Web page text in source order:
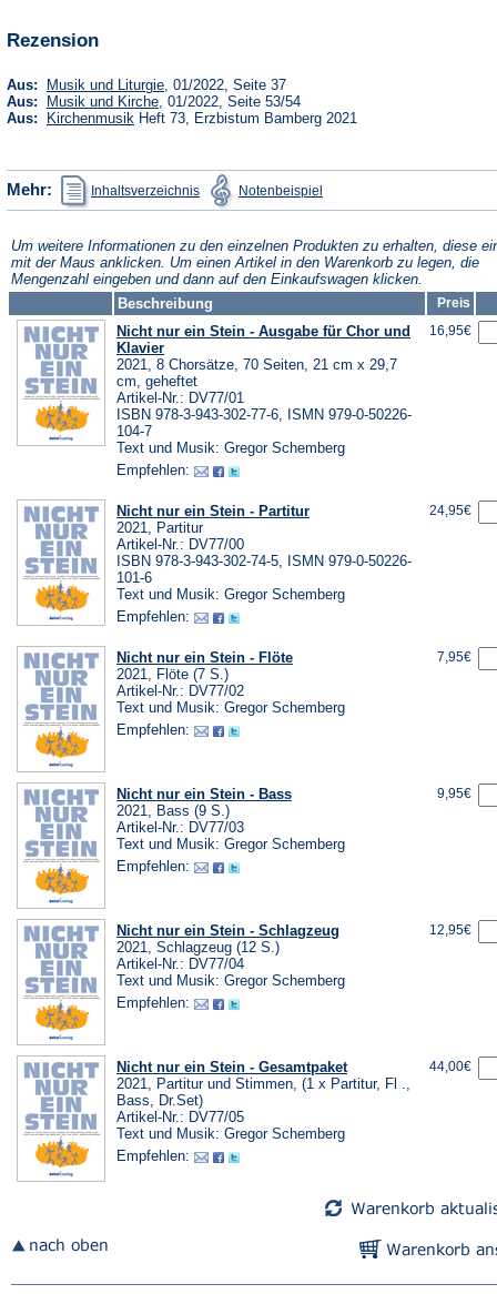
Rezension
Aus: Musik und Liturgie(Öffnet
in
einem
neuen
, 01/2022, Seite 37
Aus:
Musik und Kirche(Öffnet
in
, 01/2022, Seite 53/54
Aus:
Kirchenmusik (Öffnet
Heft 73, Erzbistum Bamberg 2021
Mehr: Inhaltsverzeichnis
(Öffnet
in
einem
Tab)
Notenbeispiel in
einem
Tab)
Um weitere Informationen zu den einzelnen Produkten zu erhalten, diese
mit der Maus anklicken. Um einen Artikel in den Warenkorb zu legen, die
Mengenzahl eingeben und dann auf den Einkaufswagen klicken.
Beschreibung
Preis
Nicht nur ein Stein - Ausgabe für Chor und
Klavier
2021, 8 Chorsätze, 70 Seiten, 21 cm x 29,7
cm, geheftet
Artikel-Nr.: DV77/01
ISBN 978-3-943-302-77-6, ISMN 979-0-50226-
104-7
Text und Musik: Gregor Schemberg
Empfehlen:
16,95€
Nicht nur ein Stein - Partitur
2021, Partitur
Artikel-Nr.: DV77/00
ISBN 978-3-943-302-74-5, ISMN 979-0-50226-
101-6
Text und Musik: Gregor Schemberg
Empfehlen:
24,95€
Nicht nur ein Stein - Flöte
2021, Flöte (7 S.)
Artikel-Nr.: DV77/02
Text und Musik: Gregor Schemberg
Empfehlen:
7,95€
Nicht nur ein Stein - Bass
2021, Bass (9 S.)
Artikel-Nr.: DV77/03
Text und Musik: Gregor Schemberg
Empfehlen:
9,95€
Nicht nur ein Stein - Schlagzeug
2021, Schlagzeug (12 S.)
Artikel-Nr.: DV77/04
Text und Musik: Gregor Schemberg
Empfehlen:
12,95€
Nicht nur ein Stein - Gesamtpaket
2021, Partitur und Stimmen, (1 x Partitur, Fl .,
Bass, Dr.Set)
Artikel-Nr.: DV77/05
Text und Musik: Gregor Schemberg
Empfehlen:
44,00€